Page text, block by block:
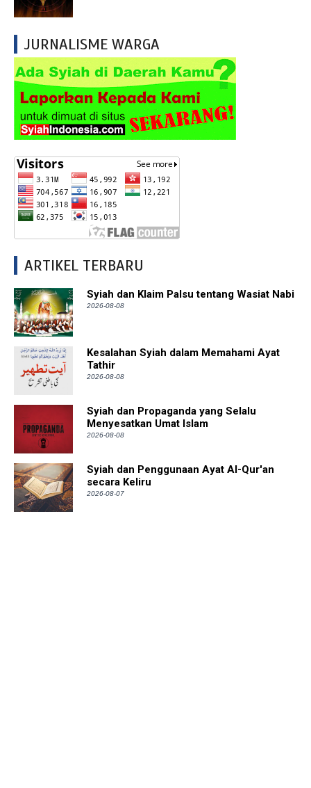
JURNALISME WARGA
ARTIKEL TERBARU
Syiah dan Klaim Palsu tentang Wasiat Nabi
2026-08-08
Kesalahan Syiah dalam Memahami Ayat
Tathir
2026-08-08
Syiah dan Propaganda yang Selalu
Menyesatkan Umat Islam
2026-08-08
Syiah dan Penggunaan Ayat Al-Qur'an
secara Keliru
2026-08-07